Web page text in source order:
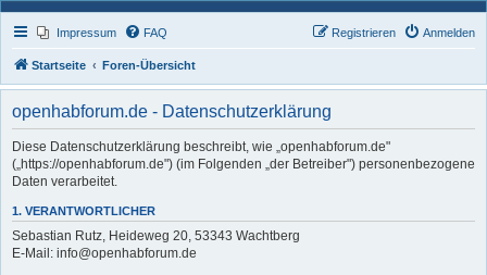
Impressum FAQ Anmelden
Registrieren
Startseite Foren-Übersicht
openhabforum.de - Datenschutzerklärung
Diese Datenschutzerklärung beschreibt, wie „openhabforum.de"
(„https://openhabforum.de") (im Folgenden „der Betreiber") personenbezogene
Daten verarbeitet.
1. VERANTWORTLICHER
Sebastian Rutz, Heideweg 20, 53343 Wachtberg
E-Mail: info@openhabforum.de